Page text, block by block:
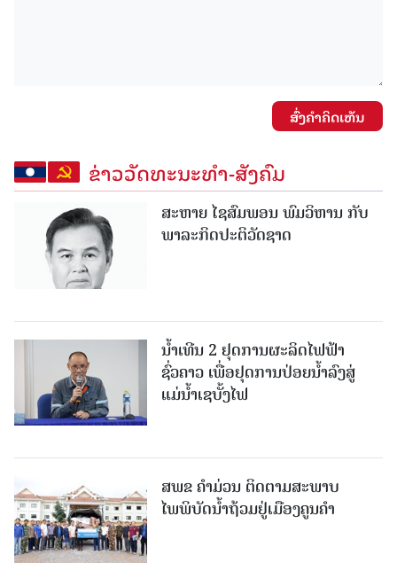
ສົ່ງຄໍາຄິດເຫັນ
ຂ່າວວັດທະນະທຳ-ສັງຄົມ
ສະຫາຍ ໄຊສົມພອນ ພົມວິຫານ ກັບ
ພາລະກິດປະຕິວັດຊາດ
ນໍ້າເທີນ 2 ຢຸດການຜະລິດໄຟຟ້າ
ຊົ່ວຄາວ ເພື່ອຢຸດການປ່ອຍນໍ້າລົງສູ່
ແມ່ນໍ້າເຊບັ້ງໄຟ
ສ​ພ​ຂ ຄໍາມ່ວນ ຕິດຕາມສະພາບ
ໄພພິບັດນໍ້າຖ້ວມຢູ່ເມືອງຄູນຄໍາ